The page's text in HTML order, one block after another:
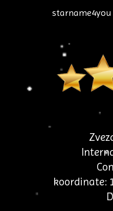
starname4you
koordinate: